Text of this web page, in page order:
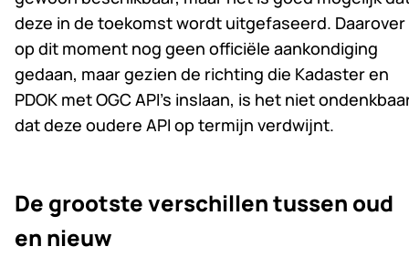
deze in de toekomst wordt uitgefaseerd. Daarover
op dit moment nog geen officiële aankondiging
gedaan, maar gezien de richting die Kadaster en
PDOK met OGC API’s inslaan, is het niet
dat deze oudere API op termijn verdwijnt.
De grootste verschillen tussen oud
en nieuw